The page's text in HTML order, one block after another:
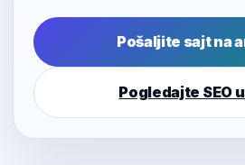
Pošaljite sajt na
Pogledajte SEO